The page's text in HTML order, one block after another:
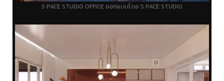
S PACE STUDIO OFFICE ออกแบบโดย S PACE STUDIO